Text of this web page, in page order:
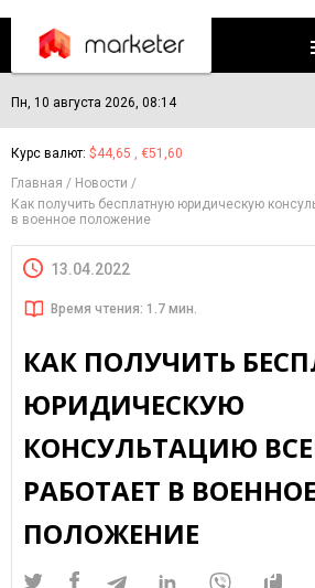
Пн, 10 августа 2026, 08:14
Курс валют: $44,65 , €51,60
Главная
Новости
Как получить бесплатную юридическую
в военное положение
13.04.2022
Время чтения: 1.7 мин.
КАК ПОЛУЧИТЬ
ЮРИДИЧЕСКУЮ
КОНСУЛЬТАЦИЮ
РАБОТАЕТ В ВОЕННОЕ
ПОЛОЖЕНИЕ